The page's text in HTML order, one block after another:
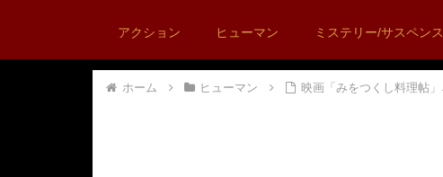
アクション ヒューマン ミステリー/サスペンス
ホーム ヒューマン 映画「みをつくし料理帖